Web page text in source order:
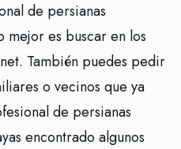
de persianas
mejor es buscar en los
También puedes pedir
o vecinos que ya
de persianas
encontrado algunos